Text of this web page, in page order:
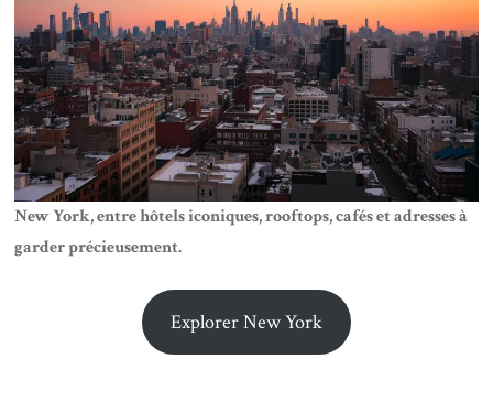
New York, entre hôtels iconiques, rooftops, cafés et adresses à
garder précieusement.
Explorer New York